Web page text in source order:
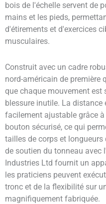
bois de l'échelle servent de
mains et les pieds,
d'étirements et d'exercices
musculaires.
Construit avec un cadre
nord-américain de première
que chaque mouvement est
blessure inutile. La distance
facilement ajustable grâce
bouton sécurisé, ce qui
tailles de corps et
de soutien du tonneau avec
Industries Ltd fournit un
les praticiens peuvent
tronc et de la flexibilité sur
magnifiquement fabriquée.